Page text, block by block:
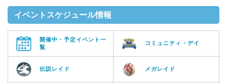
イベントスケジュール情報
開催中・予定イベント一
覧
コミュニティ・デイ
伝説レイド メガレイド